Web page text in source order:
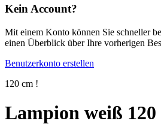
Kein Account?
Mit einem Konto können Sie schneller
einen Überblick über Ihre vorherigen
Benutzerkonto erstellen
120 cm !
Lampion weiß 120